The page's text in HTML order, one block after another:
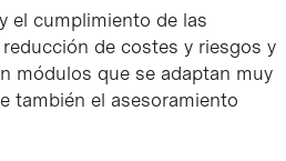
el cumplimiento de las
de costes y riesgos y
módulos que se adaptan muy
también el asesoramiento